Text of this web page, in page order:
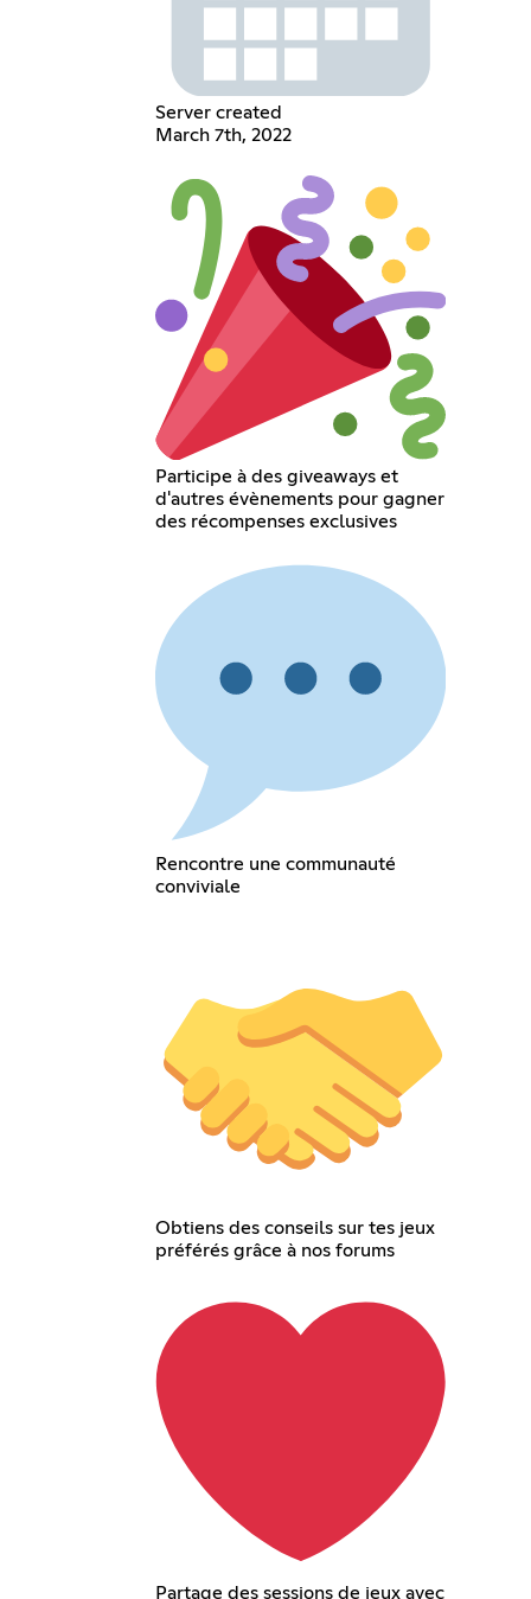
Server created
March 7th, 2022
Participe à des giveaways et
d'autres évènements pour gagner
des récompenses exclusives
Rencontre une communauté
conviviale
Obtiens des conseils sur tes jeux
préférés grâce à nos forums
Partage des sessions de jeux avec